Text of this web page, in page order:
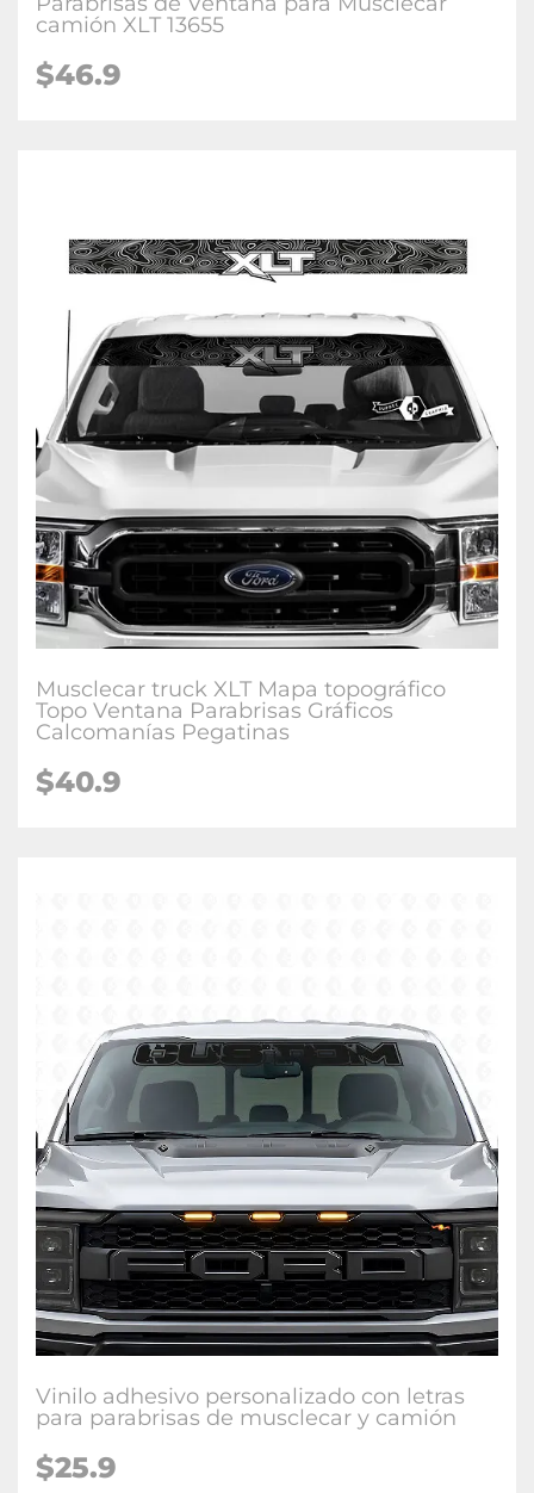
camión XLT 13655
$46.9
Musclecar truck XLT Mapa topográfico
Topo Ventana Parabrisas Gráficos
Calcomanías Pegatinas
$40.9
Vinilo adhesivo personalizado con letras
para parabrisas de musclecar y camión
$25.9